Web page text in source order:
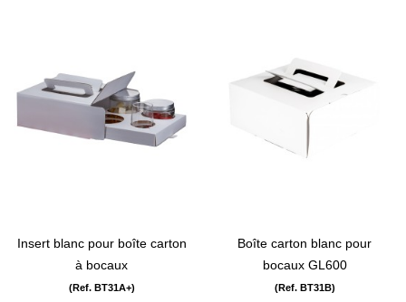
Insert blanc pour boîte carton
à bocaux
(Ref. BT31A+)
Boîte carton blanc pour
bocaux GL600
(Ref. BT31B)